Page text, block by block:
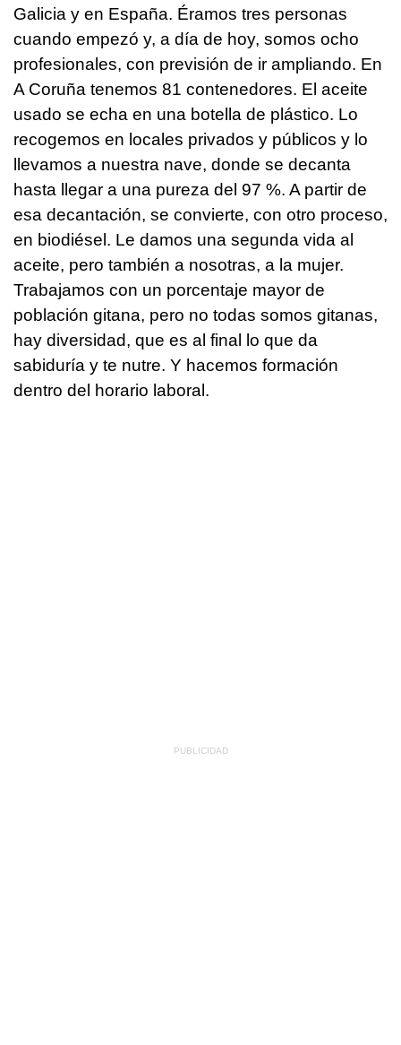
Galicia y en España. Éramos tres personas
cuando empezó y, a día de hoy, somos ocho
profesionales, con previsión de ir ampliando. En
A Coruña tenemos 81 contenedores. El aceite
usado se echa en una botella de plástico. Lo
recogemos en locales privados y públicos y lo
llevamos a nuestra nave, donde se decanta
hasta llegar a una pureza del 97 %. A partir de
esa decantación, se convierte, con otro proceso,
en biodiésel. Le damos una segunda vida al
aceite, pero también a nosotras, a la mujer.
Trabajamos con un porcentaje mayor de
población gitana, pero no todas somos gitanas,
hay diversidad, que es al final lo que da
sabiduría y te nutre. Y hacemos formación
dentro del horario laboral.